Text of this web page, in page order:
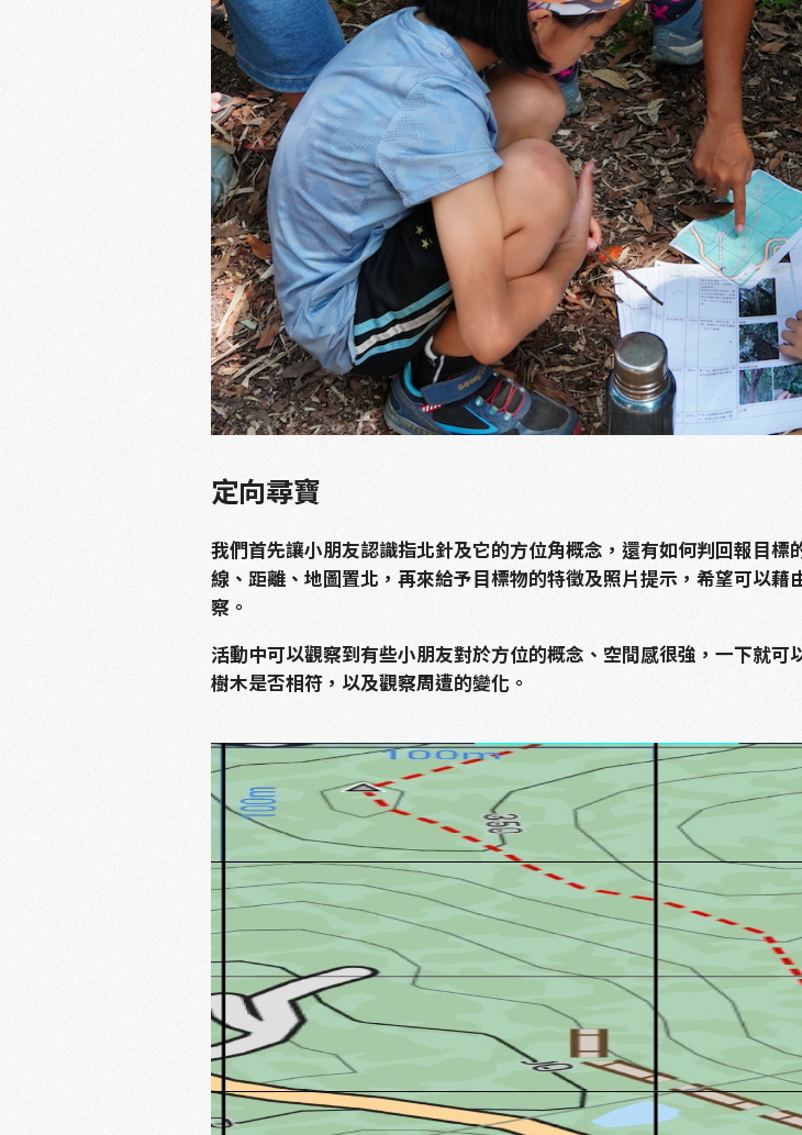
定向尋寶
我們首先讓小朋友認識指北針及它的方位角概念，還有如何判回報目
線、距離、地圖置北，再來給予目標物的特徵及照片提示，希望可以
察。
活動中可以觀察到有些小朋友對於方位的概念、空間感很強，一下就
樹木是否相符，以及觀察周遭的變化。